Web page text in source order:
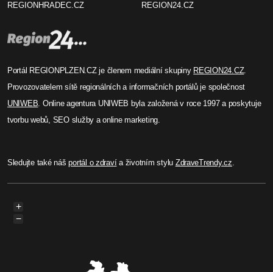
REGIONHRADEC.CZ REGION24.CZ
Portál REGIONPLZEN.CZ je členem mediální skupiny REGION24.CZ.
Provozovatelem sítě regionálních a informačních portálů je společnost
UNIWEB. Online agentura UNIWEB byla založená v roce 1997 a poskytuje
tvorbu webů, SEO služby a online marketing.
Sledujte také nášportál o zdravía životním stylu ZdraveTrendy.cz.
+
−